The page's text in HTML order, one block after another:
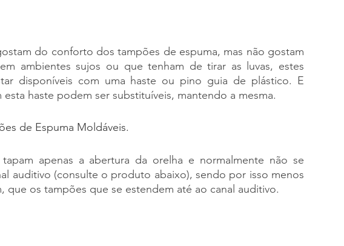
do conforto dos tampões de espuma, mas não gostam
ambientes sujos ou que tenham de tirar as luvas, estes
disponíveis com uma haste ou pino guia de plástico. E
haste podem ser substituíveis, mantendo a mesma.
de Espuma Moldáveis.
apenas a abertura da orelha e normalmente não se
auditivo (consulte o produto abaixo), sendo por isso menos
que os tampões que se estendem até ao canal auditivo.